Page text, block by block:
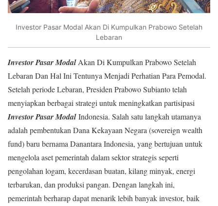
Investor Pasar Modal Akan Di Kumpulkan Prabowo Setelah
Lebaran
Investor Pasar ModalAkan Di Kumpulkan Prabowo Setelah
Lebaran Dan Hal Ini Tentunya Menjadi Perhatian Para Pemodal.
Setelah periode Lebaran, Presiden Prabowo Subianto telah
menyiapkan berbagai strategi untuk meningkatkan partisipasi
Investor Pasar ModalIndonesia. Salah satu langkah utamanya
adalah pembentukan Dana Kekayaan Negara (sovereign wealth
fund) baru bernama Danantara Indonesia, yang bertujuan untuk
mengelola aset pemerintah dalam sektor strategis seperti
pengolahan logam, kecerdasan buatan, kilang minyak, energi
terbarukan, dan produksi pangan. Dengan langkah ini,
pemerintah berharap dapat menarik lebih banyak investor, baik